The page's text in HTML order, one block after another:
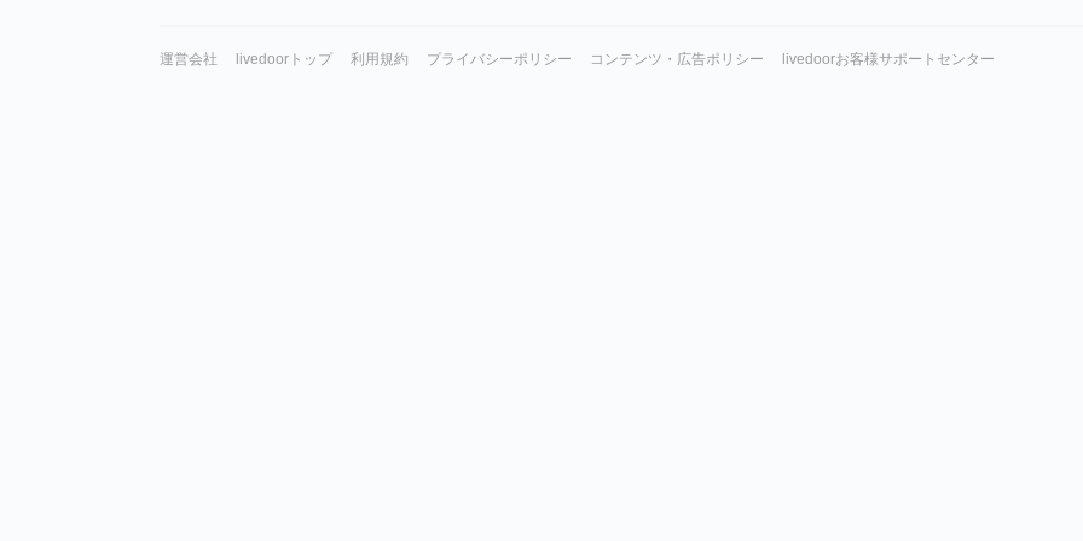
運営会社 livedoorトップ 利用規約 プライバシーポリシー コンテンツ・広告ポリシー livedoorお客様サポートセンター